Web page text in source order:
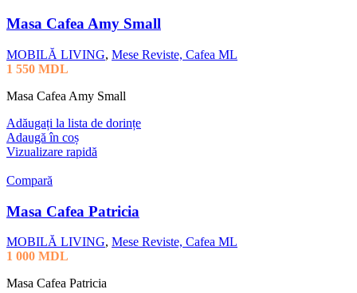
Masa Cafea Amy Small
MOBILĂ LIVING, Mese Reviste, Cafea ML
1 550 MDL
Masa Cafea Amy Small
Adăugați la lista de dorințe
Adaugă în coș
Vizualizare rapidă
Compară
Masa Cafea Patricia
MOBILĂ LIVING, Mese Reviste, Cafea ML
1 000 MDL
Masa Cafea Patricia